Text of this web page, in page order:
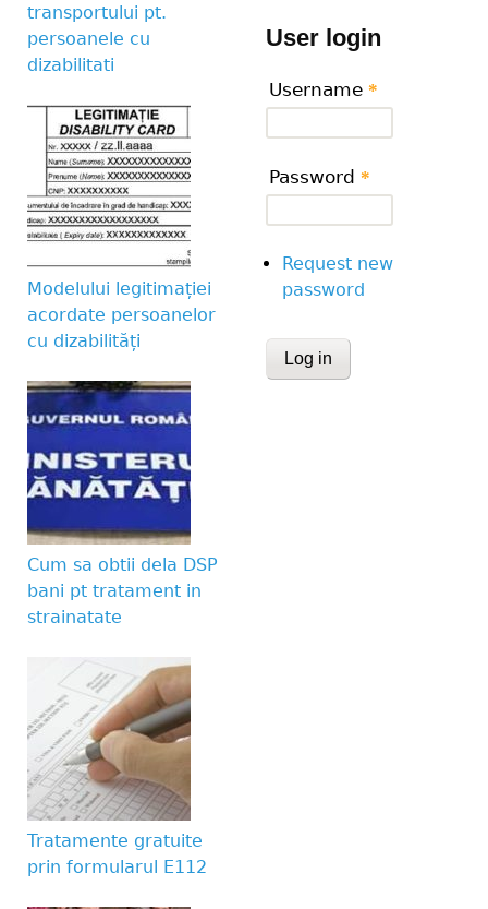
transportului pt.
persoanele cu
dizabilitati
Modelului legitimației
acordate persoanelor
cu dizabilități
Cum sa obtii dela DSP
bani pt tratament in
strainatate
Tratamente gratuite
prin formularul E112
User login
Username *
Password *
Request new
password
CAPTCHA